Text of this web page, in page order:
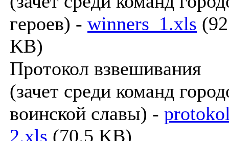
героев) - winners_1.xls
KB)
Протокол взвешивания
(зачет среди команд
воинской славы) -
2.xls (70.5 KB)